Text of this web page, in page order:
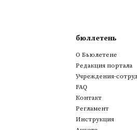
бюллетень
О Бьюлетене
Редакция портала
Учреждения-
FAQ
Контакт
Регламент
Инструкция